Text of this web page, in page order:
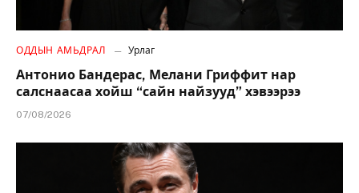
ОДДЫН АМЬДРАЛ Урлаг
Антонио Бандерас, Мелани Гриффит нар
салснаасаа хойш “сайн найзууд” хэвээрээ
07/08/2026